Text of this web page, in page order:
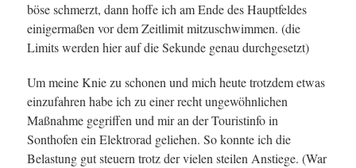
böse schmerzt, dann hoffe ich am Ende des Hauptfeldes
einigermaßen vor dem Zeitlimit mitzuschwimmen. (die
Limits werden hier auf die Sekunde genau durchgesetzt)
Um meine Knie zu schonen und mich heute trotzdem etwas
einzufahren habe ich zu einer recht ungewöhnlichen
Maßnahme gegriffen und mir an der Touristinfo in
Sonthofen ein Elektrorad geliehen. So konnte ich die
Belastung gut steuern trotz der vielen steilen Anstiege. (War